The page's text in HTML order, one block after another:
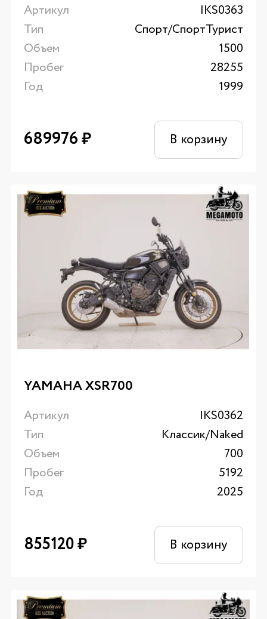
Артикул
IKS0363
Тип
Спорт/CпортТурист
Объем
1500
Пробег
28255
Год
1999
689976₽ В корзину
YAMAHA XSR700
Артикул
IKS0362
Тип
Классик/Naked
Объем
700
Пробег
5192
Год
2025
855120₽ В корзину